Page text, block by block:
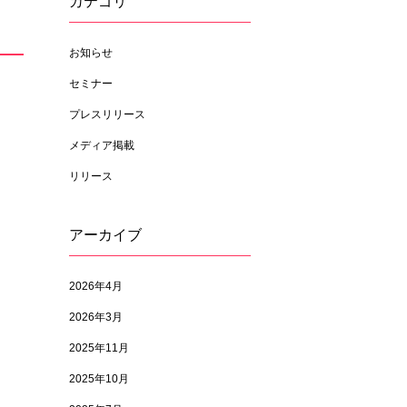
お知らせ
セミナー
プレスリリース
メディア掲載
リリース
アーカイブ
2026年4月
2026年3月
2025年11月
2025年10月